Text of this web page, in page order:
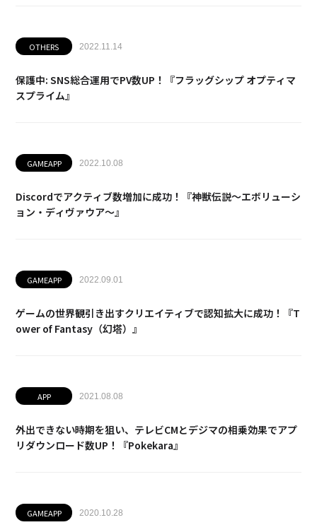
OTHERS 2022.11.14
保護中: SNS総合運用でPV数UP！『フラッグシップ オプティマ
スプライム』
GAMEAPP 2022.10.08
Discordでアクティブ数増加に成功！『神獣伝説～エボリューシ
ョン・ディヴァウア～』
GAMEAPP 2022.09.01
ゲームの世界観引き出すクリエイティブで認知拡大に成功！『T
ower of Fantasy（幻塔）』
APP 2021.08.08
外出できない時期を狙い、テレビCMとデジマの相乗効果でアプ
リダウンロード数UP！『Pokekara』
GAMEAPP 2020.10.28